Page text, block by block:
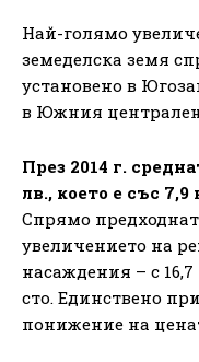
Най-голямо
земеделска земя
установено в
в Южния централен
През 2014 г.
лв., което е със
Спрямо
увеличението на
насаждения – с 16,7
сто. Единствено
понижение на